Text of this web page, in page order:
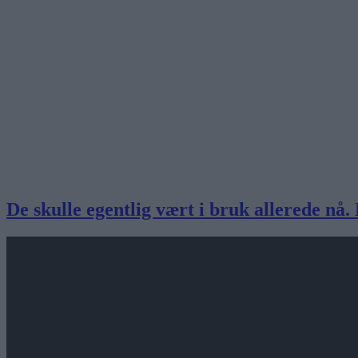
De skulle egentlig vært i bruk allerede nå.